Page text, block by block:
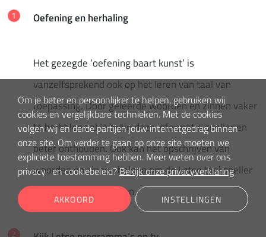
Oefening en herhaling
Het gezegde ‘oefening baart kunst’ is
vanzelfsprekend ook op het leren van taal van
toepassing. Door geleerde woorden en zinnen vaker
te herhalen zal je brein deze informatie sneller en
beter onthouden. Ook kan het opschrijven van
woorden en zinnen helpen om de Letse taal sneller
onder de knie te krijgen.
Om je beter en persoonlijker te helpen, gebruiken wij
cookies en vergelijkbare technieken. Met de cookies
volgen wij en derde partijen jouw internetgedrag binnen
onze site. Om verder te gaan op onze site moeten we
expliciete toestemming hebben. Meer weten over ons
privacy- en cookiebeleid?Bekijk onze privacyverklaring
AKKOORD INSTELLINGEN